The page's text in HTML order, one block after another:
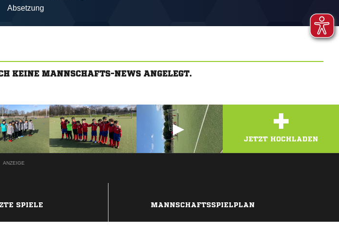
Absetzung
KEINE MANNSCHAFTS-NEWS ANGELEGT.
+
JETZT HOCHLADEN
ANZEIGE
SPIELE MANNSCHAFTSSPIELPLAN